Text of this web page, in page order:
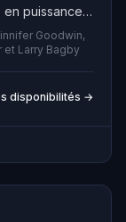
puissance
aux
Perkins.
Goodwin,
et Larry Bagby
disponibilités →